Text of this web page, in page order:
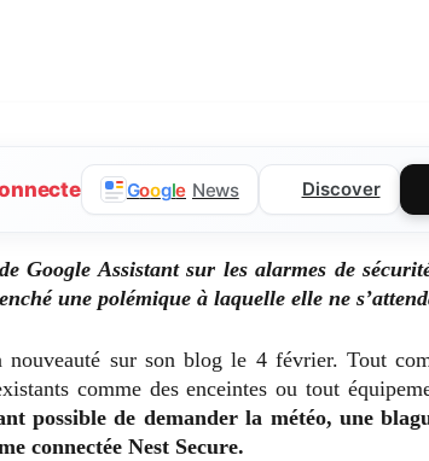
Google News Discover
Google Assistant sur les alarmes de
une polémique à laquelle elle ne
sur son blog le 4 février. Tout
comme des enceintes ou tout
possible de demander la météo, une
connectée Nest Secure.